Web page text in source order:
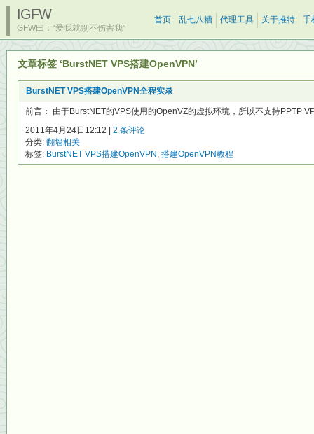
IGFW
GFW曰：“爱我就别不伤害我”
首页 乱七八糟 代理工具 关于推特 手
文章标签 ‘BurstNET VPS搭建OpenVPN’
BurstNET VPS搭建OpenVPN全程实录
前言： 由于BurstNET的VPS使用的OpenVZ的虚拟环境，所以不支持PPTP
2011年4月24日12:12 | 2 条评论
分类: 翻墙相关
标签: BurstNET VPS搭建OpenVPN , 搭建OpenVPN教程